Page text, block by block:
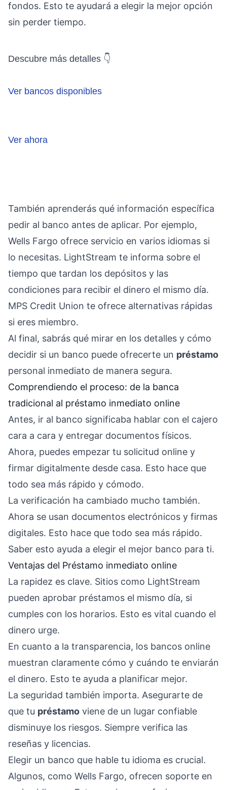
fondos. Esto te ayudará a elegir la mejor opción
sin perder tiempo.
Descubre más detalles 👇
Ver bancos disponibles
Ver ahora
También aprenderás qué información específica
pedir al banco antes de aplicar. Por ejemplo,
Wells Fargo ofrece servicio en varios idiomas si
lo necesitas. LightStream te informa sobre el
tiempo que tardan los depósitos y las
condiciones para recibir el dinero el mismo día.
MPS Credit Union te ofrece alternativas rápidas
si eres miembro.
Al final, sabrás qué mirar en los detalles y cómo
decidir si un banco puede ofrecerte un préstamo
personal inmediato de manera segura.
Comprendiendo el proceso: de la banca
tradicional al préstamo inmediato online
Antes, ir al banco significaba hablar con el cajero
cara a cara y entregar documentos físicos.
Ahora, puedes empezar tu solicitud online y
firmar digitalmente desde casa. Esto hace que
todo sea más rápido y cómodo.
La verificación ha cambiado mucho también.
Ahora se usan documentos electrónicos y firmas
digitales. Esto hace que todo sea más rápido.
Saber esto ayuda a elegir el mejor banco para ti.
Ventajas del Préstamo inmediato online
La rapidez es clave. Sitios como LightStream
pueden aprobar préstamos el mismo día, si
cumples con los horarios. Esto es vital cuando el
dinero urge.
En cuanto a la transparencia, los bancos online
muestran claramente cómo y cuándo te enviarán
el dinero. Esto te ayuda a planificar mejor.
La seguridad también importa. Asegurarte de
que tu préstamo viene de un lugar confiable
disminuye los riesgos. Siempre verifica las
reseñas y licencias.
Elegir un banco que hable tu idioma es crucial.
Algunos, como Wells Fargo, ofrecen soporte en